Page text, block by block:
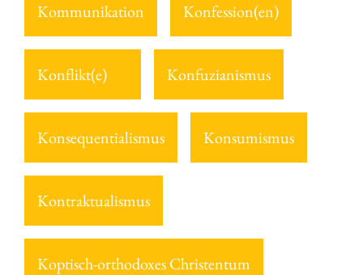
Kommunikation Konfession(en)
Konflikt(e) Konfuzianismus
Konsequentialismus Konsumismus
Kontraktualismus
Koptisch-orthodoxes Christentum